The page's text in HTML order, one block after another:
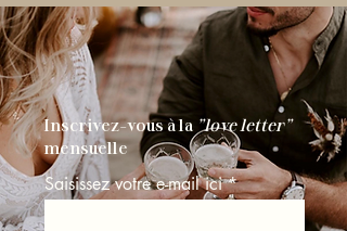
Inscrivez-vous à la "love letter"
mensuelle
Saisissez votre e-mail ici